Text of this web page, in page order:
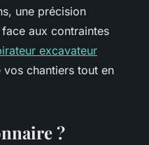
une précision
aux contraintes
excavateur
chantiers tout en
?